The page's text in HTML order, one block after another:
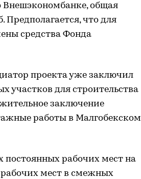
общая
Предполагается, что для
средства Фонда
проекта уже заключил
участков для строительства
заключение
работы в Малгобекском
постоянных рабочих мест на
мест в смежных